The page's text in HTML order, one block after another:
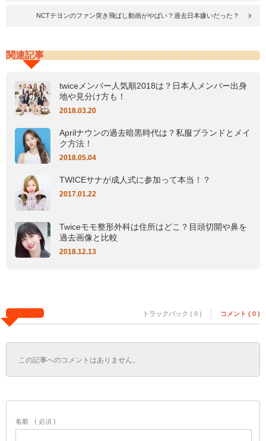
NCTテヨンのファン突き飛ばし動画がやばい？過去日本嫌いだった？
関連記事
twiceメンバー人気順2018は？日本人メンバー出身
地や見分け方も！
2018.03.20
Aprilナウンの過去暗黒時代は？私服ブランドとメイ
ク方法！
2018.05.04
TWICEサナが成人式に参加って本当！？
2017.01.22
Twiceモモ整形外科は住所はどこ？目頭切開や鼻を
過去画像と比較
2018.12.13
コメント トラックバック ( 0 ) コメント ( 0 )
この記事へのコメントはありません。
名前 ( 必須 )